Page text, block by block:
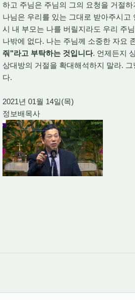
하고 주님은 주님의 그의 요청을 거절
나님은 우리를 있는 그대로 받아주시
시 내 부모는 나를 버릴지라도 우리 주
나밖에 없다. 나는 주님께 소중한 자요
줘"라고 부탁하는 것입니다. 언제든지
상대방의 거절을 확대해석하지 말라.
다.
2021년 01월 14일(목)
정보배목사